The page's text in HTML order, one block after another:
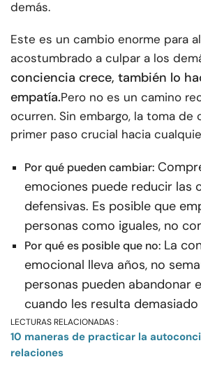
demás.
Este es un cambio enorme para
acostumbrado a culpar a los
conciencia crece, también lo
empatía.Pero no es un camino
ocurren. Sin embargo, la toma de
primer paso crucial hacia
Por qué pueden cambiar:
emociones puede reducir las
defensivas. Es posible que
personas como iguales, no
Por qué es posible que no: La
emocional lleva años, no
personas pueden abandonar
cuando les resulta
LECTURAS RELACIONADAS :
10 maneras de practicar la
relaciones